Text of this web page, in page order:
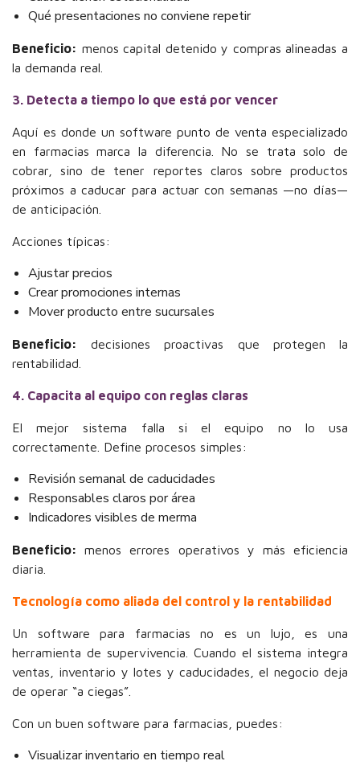
Qué presentaciones no conviene repetir
Beneficio: menos capital detenido y compras alineadas a
la demanda real.
3. Detecta a tiempo lo que está por vencer
Aquí es donde un software punto de venta especializado
en farmacias marca la diferencia. No se trata solo de
cobrar, sino de tener reportes claros sobre productos
próximos a caducar para actuar con semanas —no días—
de anticipación.
Acciones típicas:
Ajustar precios
Crear promociones internas
Mover producto entre sucursales
Beneficio:
decisiones proactivas que protegen la
rentabilidad.
4. Capacita al equipo con reglas claras
El mejor sistema falla si el equipo no lo usa
correctamente. Define procesos simples:
Revisión semanal de caducidades
Responsables claros por área
Indicadores visibles de merma
Beneficio:menos errores operativos y más eficiencia
diaria.
Tecnología como aliada del control y la rentabilidad
Un software para farmacias no es un lujo, es una
herramienta de supervivencia. Cuando el sistema integra
ventas, inventario y lotes y caducidades, el negocio deja
de operar “a ciegas”.
Con un buen software para farmacias, puedes:
Visualizar inventario en tiempo real